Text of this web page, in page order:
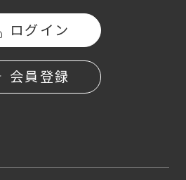
ログイン
会員登録